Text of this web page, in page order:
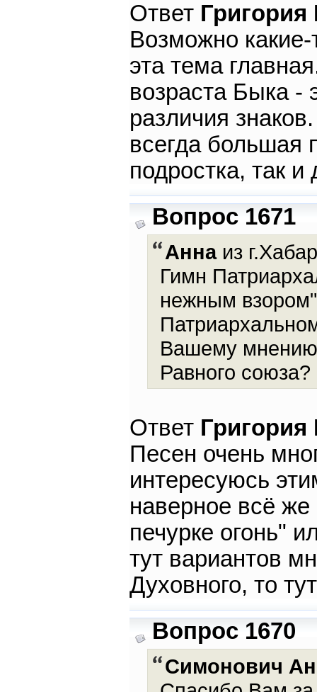
Ответ
Возможно
эта тема
возраста Быка -
различия
всегда большая
подростка, так и
Вопрос 1671
Аннаиз
Гимн
нежным
Вашему мнению
Равного союза?
Ответ
Песен очень
интересуюсь
наверное всё же
печурке огонь"
тут вариантов
Духовного, то
Вопрос 1670
Симонович